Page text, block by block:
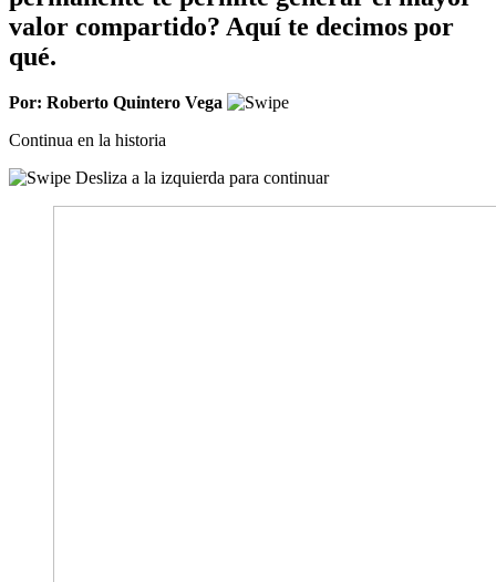
valor compartido? Aquí te decimos por
qué.
Por: Roberto Quintero Vega
Continua en la historia
Desliza a la izquierda para continuar